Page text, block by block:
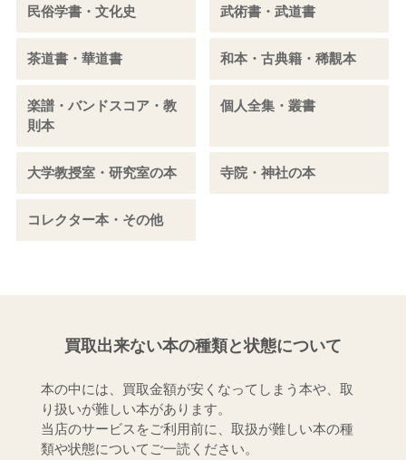
民俗学書・文化史 武術書・武道書
茶道書・華道書 和本・古典籍・稀覯本
楽譜・バンドスコア・教
則本
個人全集・叢書
大学教授室・研究室の本 寺院・神社の本
コレクター本・その他
買取出来ない本の種類と状態について
本の中には、買取金額が安くなってしまう本や、取
り扱いが難しい本があります。
当店のサービスをご利用前に、取扱が難しい本の種
類や状態についてご一読ください。